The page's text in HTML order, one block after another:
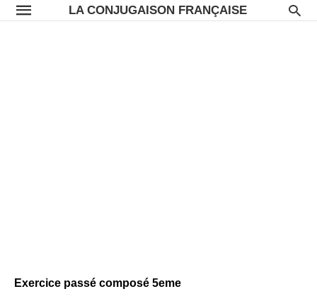
LA CONJUGAISON FRANÇAISE
Exercice passé composé 5eme